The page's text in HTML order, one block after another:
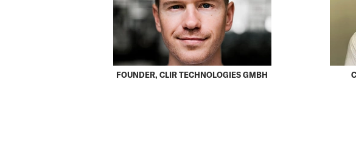
FOUNDER, CLIR TECHNOLOGIES GMBH